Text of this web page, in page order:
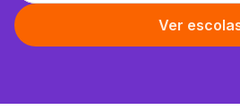
Ver